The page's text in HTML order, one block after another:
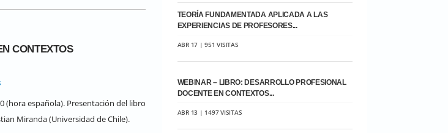
CONTEXTOS
(hora española). Presentación del libro
Miranda (Universidad de Chile).
TEORÍA FUNDAMENTADA APLICADA A LAS
EXPERIENCIAS DE PROFESORES...
ABR 17 | 951 VISITAS
WEBINAR – LIBRO: DESARROLLO PROFESIONAL
DOCENTE EN CONTEXTOS...
ABR 13 | 1497 VISITAS